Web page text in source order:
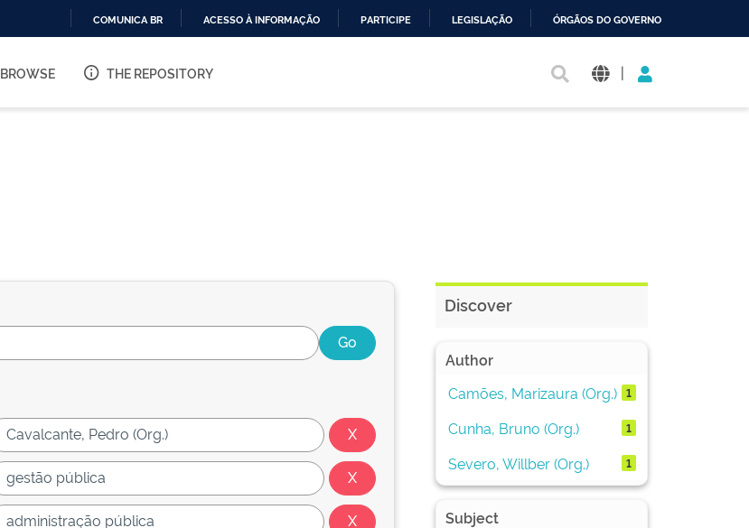
O
COMUNICA BR ACESSO À INFORMAÇÃO PARTICIPE LEGISLAÇÃO ÓRGÃOS DO GOVERNO
BROWSE THE REPOSITORY |
Discover
Author
Camões, Marizaura (Org.)
1
Cunha, Bruno (Org.) 1
Severo, Willber (Org.) 1
Subject